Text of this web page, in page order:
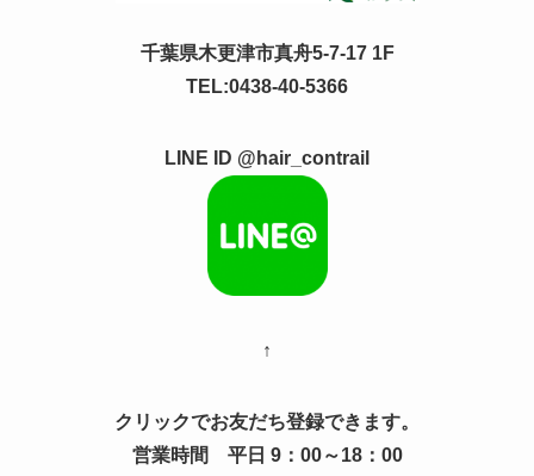
千葉県木更津市真舟5-7-17 1F
TEL:0438-40-5366
LINE ID @hair_contrail
↑
クリックでお友だち登録できます。
営業時間 平日 9：00～18：00